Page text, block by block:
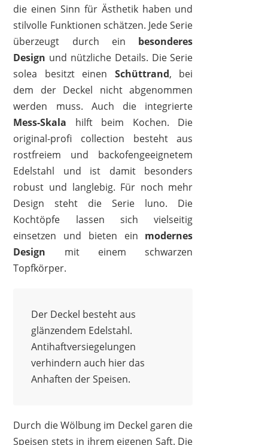
die einen Sinn für Ästhetik haben und
stilvolle Funktionen schätzen. Jede Serie
überzeugt durch ein besonderes
Design und nützliche Details. Die Serie
solea besitzt einen Schüttrand, bei
dem der Deckel nicht abgenommen
werden muss. Auch die integrierte
Mess-Skala hilft beim Kochen. Die
original-profi collection besteht aus
rostfreiem und backofengeeignetem
Edelstahl und ist damit besonders
robust und langlebig. Für noch mehr
Design steht die Serie luno. Die
Kochtöpfe lassen sich vielseitig
einsetzen und bieten ein modernes
Design mit einem schwarzen
Topfkörper.
Der Deckel besteht aus
glänzendem Edelstahl.
Antihaftversiegelungen
verhindern auch hier das
Anhaften der Speisen.
Durch die Wölbung im Deckel garen die
Speisen stets in ihrem eigenen Saft. Die